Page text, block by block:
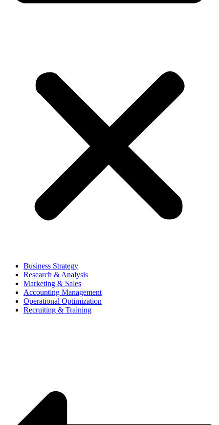
Business Strategy
Research & Analysis
Marketing & Sales
Accounting Management
Operational Optimization
Recruiting & Training